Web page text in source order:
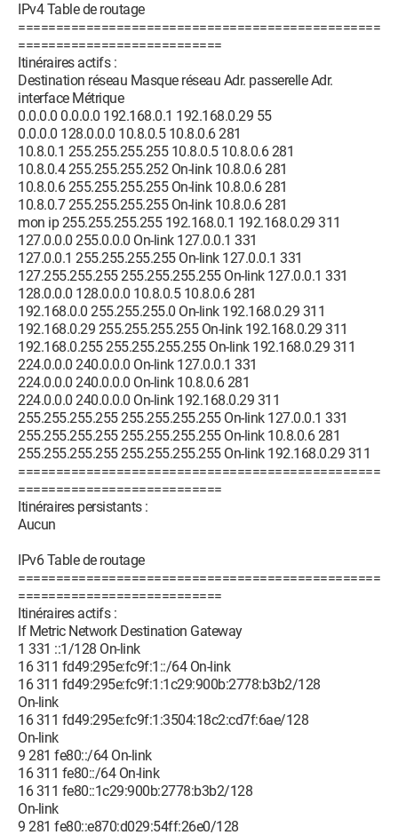
IPv4 Table de routage
================================================
===========================
Itinéraires actifs :
Destination réseau Masque réseau Adr. passerelle Adr.
interface Métrique
0.0.0.0 0.0.0.0 192.168.0.1 192.168.0.29 55
0.0.0.0 128.0.0.0 10.8.0.5 10.8.0.6 281
10.8.0.1 255.255.255.255 10.8.0.5 10.8.0.6 281
10.8.0.4 255.255.255.252 On-link 10.8.0.6 281
10.8.0.6 255.255.255.255 On-link 10.8.0.6 281
10.8.0.7 255.255.255.255 On-link 10.8.0.6 281
mon ip 255.255.255.255 192.168.0.1 192.168.0.29 311
127.0.0.0 255.0.0.0 On-link 127.0.0.1 331
127.0.0.1 255.255.255.255 On-link 127.0.0.1 331
127.255.255.255 255.255.255.255 On-link 127.0.0.1 331
128.0.0.0 128.0.0.0 10.8.0.5 10.8.0.6 281
192.168.0.0 255.255.255.0 On-link 192.168.0.29 311
192.168.0.29 255.255.255.255 On-link 192.168.0.29 311
192.168.0.255 255.255.255.255 On-link 192.168.0.29 311
224.0.0.0 240.0.0.0 On-link 127.0.0.1 331
224.0.0.0 240.0.0.0 On-link 10.8.0.6 281
224.0.0.0 240.0.0.0 On-link 192.168.0.29 311
255.255.255.255 255.255.255.255 On-link 127.0.0.1 331
255.255.255.255 255.255.255.255 On-link 10.8.0.6 281
255.255.255.255 255.255.255.255 On-link 192.168.0.29 311
================================================
===========================
Itinéraires persistants :
Aucun
IPv6 Table de routage
================================================
===========================
Itinéraires actifs :
If Metric Network Destination Gateway
1 331 ::1/128 On-link
16 311 fd49:295e:fc9f:1::/64 On-link
16 311 fd49:295e:fc9f:1:1c29:900b:2778:b3b2/128
On-link
16 311 fd49:295e:fc9f:1:3504:18c2:cd7f:6ae/128
On-link
9 281 fe80::/64 On-link
16 311 fe80::/64 On-link
16 311 fe80::1c29:900b:2778:b3b2/128
On-link
9 281 fe80::e870:d029:54ff:26e0/128